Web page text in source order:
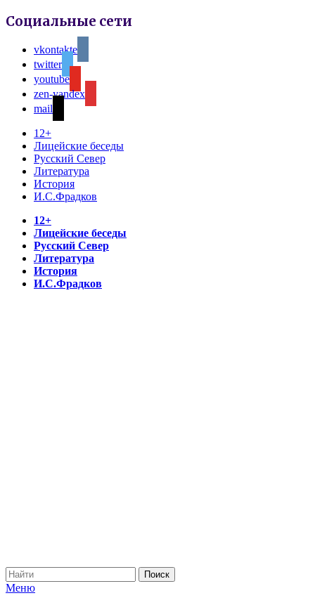
Социальные сети
vkontakte
twitter
youtube
zen-yandex
mail
12+
Лицейские беседы
Русский Север
Литература
История
И.С.Фрадков
12+
Лицейские беседы
Русский Север
Литература
История
И.С.Фрадков
Меню